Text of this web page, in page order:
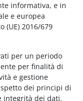
informativa, e in
e europea
(UE) 2016/679
per un periodo
per finalità di
e gestione
dei principi di
integrità dei dati.